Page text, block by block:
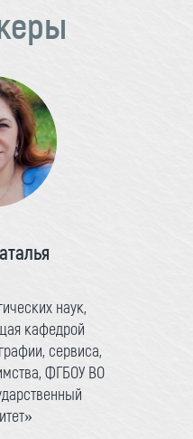
наук,
кафедрой
сервиса,
ФГБОУ ВО